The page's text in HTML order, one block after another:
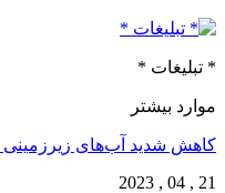
* تبلیغات *
موارد بیشتر
کاهش شدید آب‌های زیرزمینی
21 , 04 , 2023